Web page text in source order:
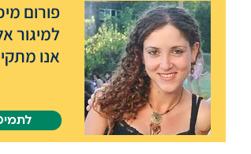
פורום
למיגור
אנו